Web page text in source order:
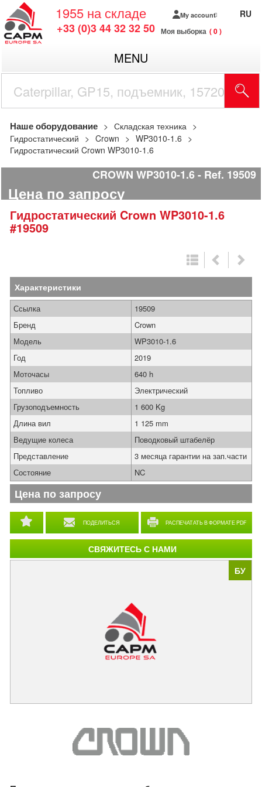
1955 на складе
+33 (0)3 44 32 32 50
My account
Моя выборка 0
RU
MENU
Наше оборудование
Складская техника
Гидростатический
Crown
WP3010-1.6
Гидростатический Crown WP3010-1.6
CROWN WP3010-1.6 Ref. 19509
Цена по запросу
Гидростатический Crown WP3010-1.6
#19509
БУ
Характеристики
ПОДЕЛИТЬСЯ РАСПЕЧАТАТЬ В ФОРМАТЕ PDF
Ссылка
19509
Бренд
Crown
Модель
WP3010-1.6
Год
2019
Моточасы
640 h
Топливо
Электрический
Грузоподъемность
1 600 Kg
Длина вил
1 125 mm
Ведущие колеса
Поводковый штабелёр
Представление
3 месяца гарантии на зап.части
Состояние
NC
Цена по запросу
СВЯЖИТЕСЬ С НАМИ